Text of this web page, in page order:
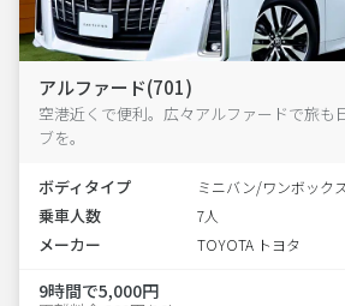
アルファード(701)
空港近くで便利。広々アルファードで旅も
ブを。
ボディタイプ ミニバン/ワンボックス
乗車人数 7人
メーカー TOYOTA トヨタ
9時間で5,000円